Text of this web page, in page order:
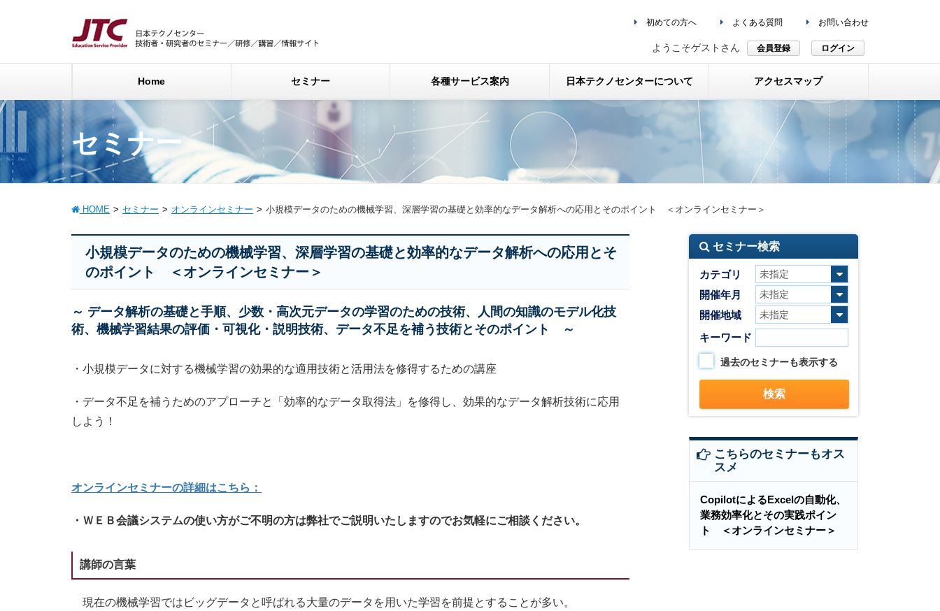
初めての方へ よくある質問 お問い合わせ
ようこそゲストさん 会員登録 ログイン
Home セミナー 各種サービス案内 日本テクノセンターについて アクセスマップ
セミナー
HOME セミナー オンラインセミナー 小規模データのための機械学習、深層学習の基礎と効率的なデータ解析への応用とそのポイント ＜オンラインセミナー＞
小規模データのための機械学習、深層学習の基礎と効率的なデータ解析への応用とそ
のポイント ＜オンラインセミナー＞
～ データ解析の基礎と手順、少数・高次元データの学習のための技術、人間の知識のモデル化技
術、機械学習結果の評価・可視化・説明技術、データ不足を補う技術とそのポイント ～
・小規模データに対する機械学習の効果的な適用技術と活用法を修得するための講座
・データ不足を補うためのアプローチと「効率的なデータ取得法」を修得し、効果的なデータ解析技術に応用
しよう！
オンラインセミナーの詳細はこちら：
・ＷＥＢ会議システムの使い方がご不明の方は弊社でご説明いたしますのでお気軽にご相談ください。
講師の言葉
現在の機械学習ではビッグデータと呼ばれる大量のデータを用いた学習を前提とすることが多い。
セミナー検索
カテゴリ
開催年月
開催地域
キーワード
過去のセミナーも表示する
こちらのセミナーもオス
スメ
CopilotによるExcelの自動化、
業務効率化とその実践ポイン
ト ＜オンラインセミナー＞